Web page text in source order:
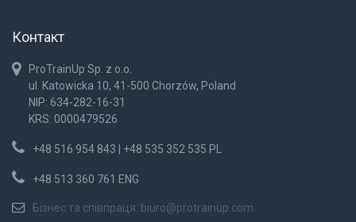
Контакт
ProTrainUp Sp. z o.o.
ul. Katowicka 10, 41-500 Chorzów, Poland
NIP: 634-282-16-31
KRS: 0000479526
+48 516 954 843 | +48 535 352 535 PL
+48 513 360 761 ENG
Бізнес та співпраця: biuro@protrainup.com